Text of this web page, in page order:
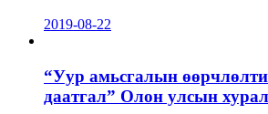
2019-08-22
“Уур амьсгалын
даатгал” Олон улсын